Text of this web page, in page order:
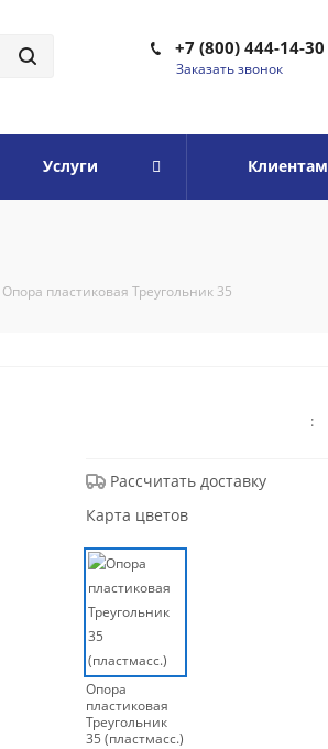
+7 (800) 444-14-30
Заказать звонок
Услуги Клиентам
Опора пластиковая Треугольник 35
:
Рассчитать доставку
Карта цветов
Опора
пластиковая
Треугольник
35 (пластмасс.)